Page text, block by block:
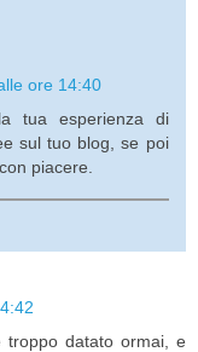
ore 14:40
tua esperienza di
sul tuo blog, se poi
piacere.
datato ormai, e